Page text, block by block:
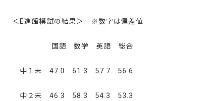
＜E進館模試の結果＞ ※数字は偏差値
国語 数学 英語 総合
中１末 47.0 61.3 57.7 56.6
中２末 46.3 58.3 54.3 53.3